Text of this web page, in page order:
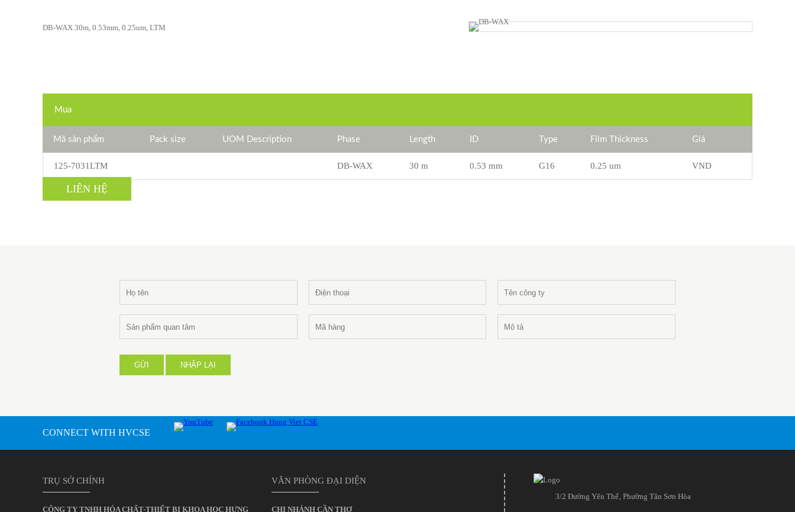
DB-WAX 30m, 0.53mm, 0.25um, LTM
Mua
Mã sản phẩm Pack size UOM Description Phase Length ID Type Film Thickness Giá
125-7031LTM DB-WAX 30 m 0.53 mm G16 0.25 um VND
LIÊN HỆ
GỬI NHẬP LẠI
CONNECT WITH HVCSE
TRỤ SỞ CHÍNH
CÔNG TY TNHH HÓA CHẤT-THIẾT BỊ KHOA HỌC HƯNG
VĂN PHÒNG ĐẠI DIỆN
CHI NHÁNH CẦN THƠ
3/2 Đường Yên Thế‚ Phường Tân Sơn Hòa